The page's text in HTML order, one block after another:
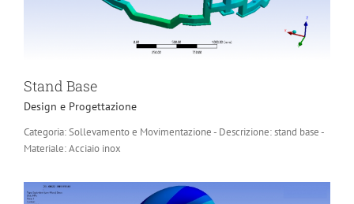
Stand Base
Design e Progettazione
Categoria: Sollevamento e Movimentazione - Descrizione: stand base -
Materiale: Acciaio inox